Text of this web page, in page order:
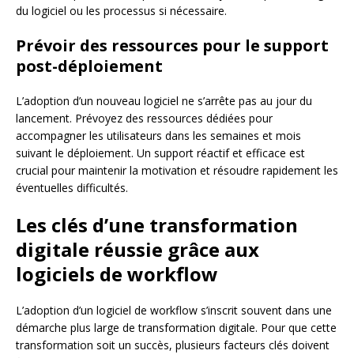
du logiciel ou les processus si nécessaire.
Prévoir des ressources pour le support
post-déploiement
L’adoption d’un nouveau logiciel ne s’arrête pas au jour du
lancement. Prévoyez des ressources dédiées pour
accompagner les utilisateurs dans les semaines et mois
suivant le déploiement. Un support réactif et efficace est
crucial pour maintenir la motivation et résoudre rapidement les
éventuelles difficultés.
Les clés d’une transformation
digitale réussie grâce aux
logiciels de workflow
L’adoption d’un logiciel de workflow s’inscrit souvent dans une
démarche plus large de transformation digitale. Pour que cette
transformation soit un succès, plusieurs facteurs clés doivent